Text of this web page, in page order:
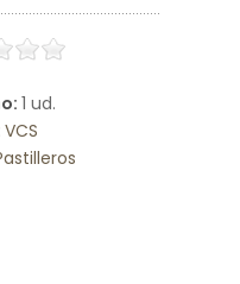
1 ud.
VCS